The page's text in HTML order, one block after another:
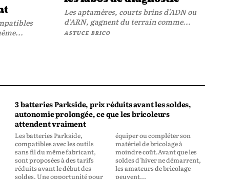
Les aptamères, courts brins d'ADN ou
d'ARN, gagnent du terrain comme...
ASTUCE BRICO
3 batteries Parkside, prix réduits avant les soldes,
autonomie prolongée, ce que les bricoleurs
attendent vraiment
Les batteries Parkside,
compatibles avec les outils
sans fil du même fabricant,
sont proposées à des tarifs
réduits avant le début des
soldes. Une opportunité pour
équiper ou compléter son
matériel de bricolage à
moindre coût.Avant que les
soldes d'hiver ne démarrent,
les amateurs de bricolage
peuvent...